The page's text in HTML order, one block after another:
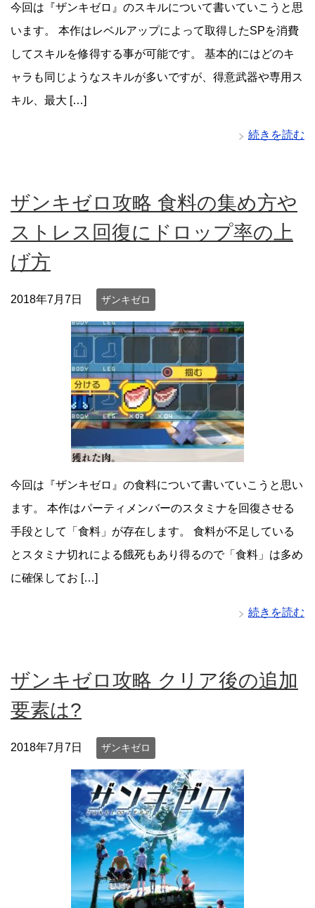
今回は『ザンキゼロ』のスキルについて書いていこうと思
います。 本作はレベルアップによって取得したSPを消費
してスキルを修得する事が可能です。 基本的にはどのキ
ャラも同じようなスキルが多いですが、得意武器や専用ス
キル、最大 […]
続きを読む
ザンキゼロ攻略 食料の集め方や
ストレス回復にドロップ率の上
げ方
2018年7月7日 ザンキゼロ
今回は『ザンキゼロ』の食料について書いていこうと思い
ます。 本作はパーティメンバーのスタミナを回復させる
手段として「食料」が存在します。 食料が不足している
とスタミナ切れによる餓死もあり得るので「食料」は多め
に確保してお […]
続きを読む
ザンキゼロ攻略 クリア後の追加
要素は?
2018年7月7日 ザンキゼロ